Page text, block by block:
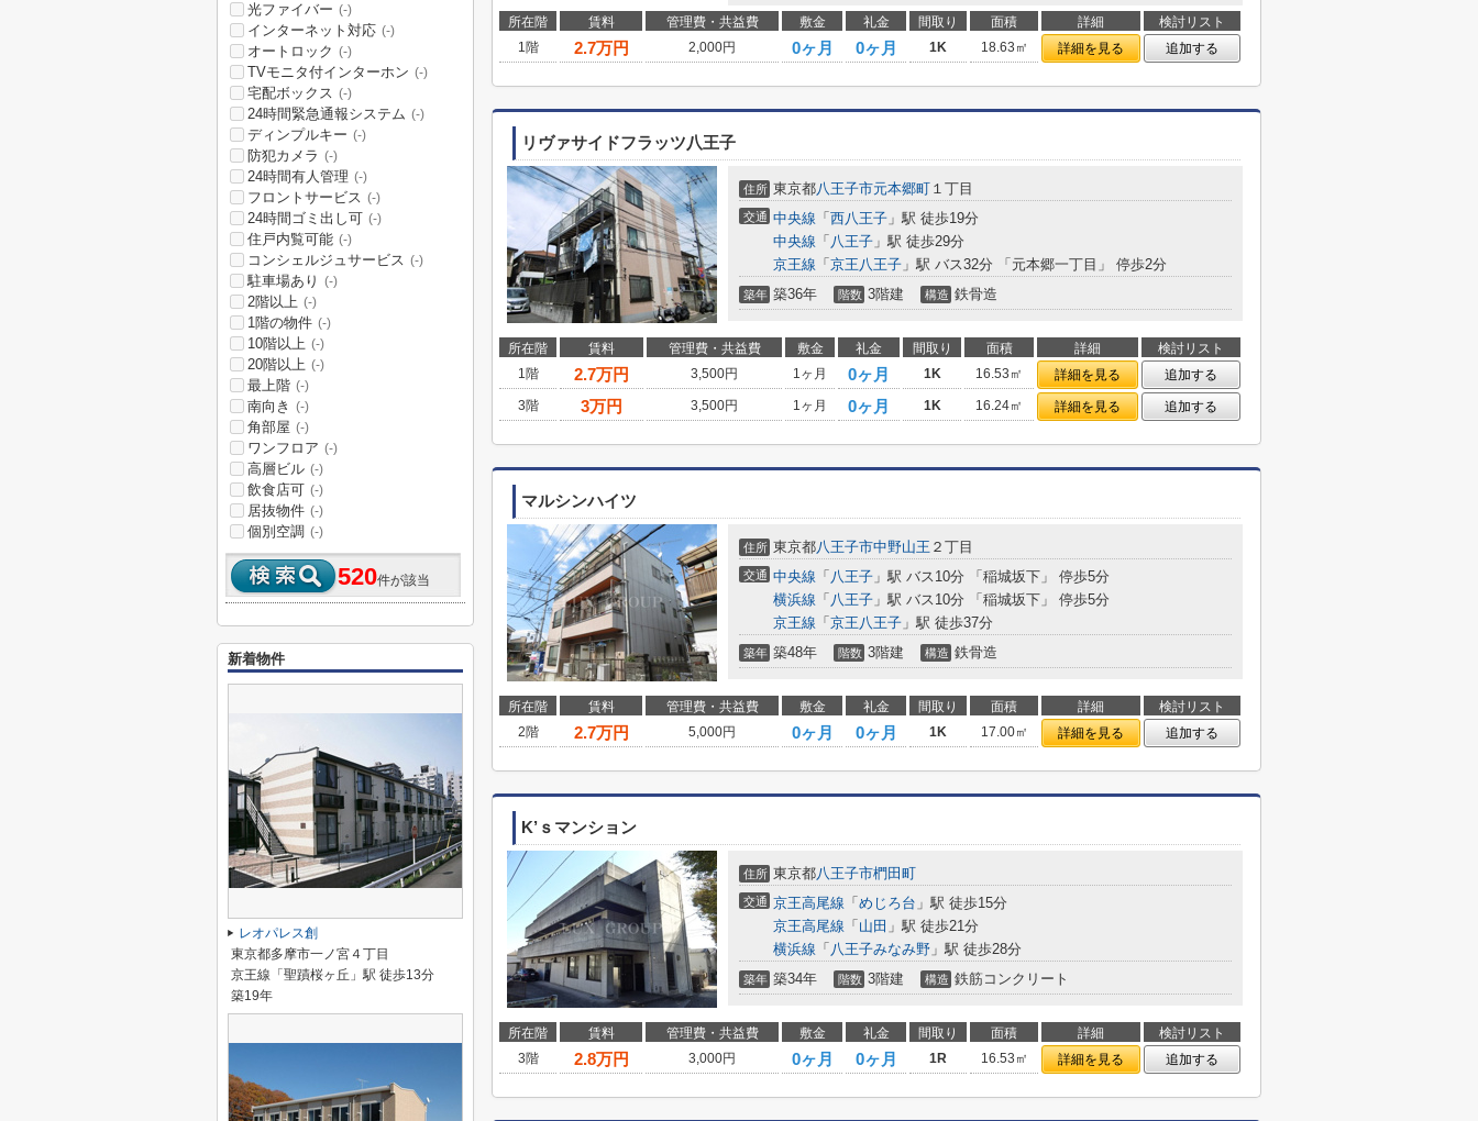
所在階 賃料 管理費・共益費 敷金 礼金 間取り 面積 詳細
検討リスト
1階
2.7万円 2,000円 0ヶ月 0ヶ月 1K 18.63㎡ 詳細を見る 追加する
リヴァサイドフラッツ八王子
住所 東京都八王子市元本郷町 １丁目
交通 中央線 「 西八王子 」駅 徒歩19分
中央線 「 八王子 」駅 徒歩29分
京王線 「 京王八王子 」駅 バス32分 「元本郷一丁目」 停歩2分
築年 築36年 階数 3階建 構造 鉄骨造
所在階 賃料 管理費・共益費 敷金 礼金 間取り 面積 詳細
検討リスト
1階
2.7万円 3,500円 1ヶ月 0ヶ月 1K 16.53㎡ 詳細を見る
追加する
3階
3万円 3,500円 1ヶ月 0ヶ月 1K 16.24㎡ 詳細を見る 追加する
マルシンハイツ
住所 東京都八王子市中野山王 ２丁目
交通 中央線 「 八王子 」駅 バス10分 「稲城坂下」 停歩5分
横浜線 「 八王子 」駅 バス10分 「稲城坂下」 停歩5分
京王線 「 京王八王子 」駅 徒歩37分
築年 築48年 階数 3階建 構造 鉄骨造
所在階 賃料 管理費・共益費 敷金 礼金 間取り 面積 詳細
検討リスト
2階
2.7万円 5,000円 0ヶ月 0ヶ月 1K 17.00㎡ 詳細を見る 追加する
K’ｓマンション
住所 東京都八王子市椚田町
交通 京王高尾線 「 めじろ台 」駅 徒歩15分
京王高尾線 「 山田 」駅 徒歩21分
横浜線 「 八王子みなみ野 」駅 徒歩28分
築年 築34年 階数 3階建 構造 鉄筋コンクリート
所在階 賃料 管理費・共益費 敷金 礼金 間取り 面積 詳細
検討リスト
3階
2.8万円 3,000円 0ヶ月 0ヶ月 1R 16.53㎡ 詳細を見る 追加する
光ファイバー (-)
インターネット対応 (-)
オートロック (-)
TVモニタ付インターホン (-)
宅配ボックス (-)
24時間緊急通報システム (-)
ディンプルキー (-)
防犯カメラ (-)
24時間有人管理 (-)
フロントサービス (-)
24時間ゴミ出し可 (-)
住戸内覧可能 (-)
コンシェルジュサービス (-)
駐車場あり (-)
2階以上 (-)
1階の物件 (-)
10階以上 (-)
20階以上 (-)
最上階 (-)
南向き (-)
角部屋 (-)
ワンフロア (-)
高層ビル (-)
飲食店可 (-)
居抜物件 (-)
個別空調 (-)
520件が該当
新着物件
レオパレス創
東京都多摩市一ノ宮４丁目
京王線「聖蹟桜ヶ丘」駅 徒歩13分
築19年